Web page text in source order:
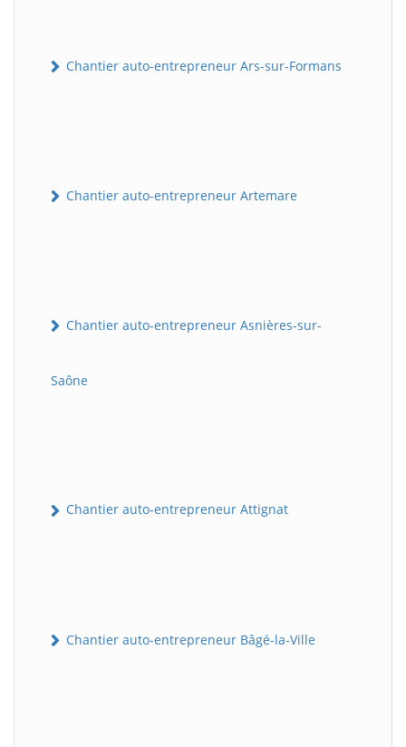
Chantier auto-entrepreneur Ars-sur-Formans
Chantier auto-entrepreneur Artemare
Chantier auto-entrepreneur Asnières-sur-
Saône
Chantier auto-entrepreneur Attignat
Chantier auto-entrepreneur Bâgé-la-Ville